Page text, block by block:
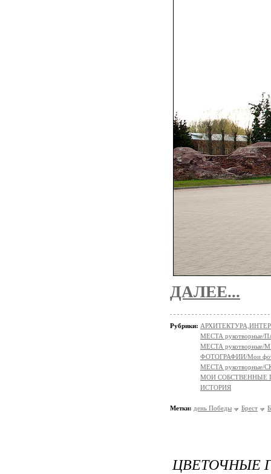
ДАЛЕЕ...
Рубрики:
МЕСТА рукотворные/
МЕСТА рукотворные/
ФОТОГРАФИИ/Мои
МЕСТА
МОИ СОБСТВЕННЫЕ
ИСТОРИЯ
Метки: день Победы Брест
ЦВЕТОЧНЫЕ